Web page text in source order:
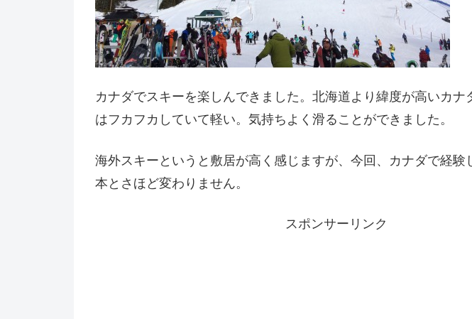
カナダでスキーを楽しんできました。北海道より緯度が高いカナ
はフカフカしていて軽い。気持ちよく滑ることができました。
海外スキーというと敷居が高く感じますが、今回、カナダで経験
本とさほど変わりません。
スポンサーリンク